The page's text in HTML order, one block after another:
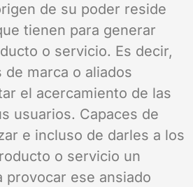
de su poder reside
tienen para generar
o servicio. Es decir,
de marca o aliados
el acercamiento de las
usuarios. Capaces de
e incluso de darles a los
o servicio un
provocar ese ansiado